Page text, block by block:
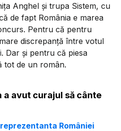
Anghel și trupa Sistem, cu
de fapt România e marea
Pentru că pentru
discrepanță între votul
Dar și pentru că piesa
tot de un român.
a avut curajul să cânte
reprezentanta României